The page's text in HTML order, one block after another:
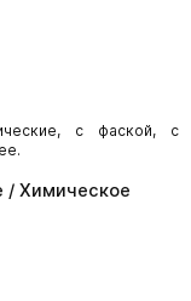
с фаской, с
/ Химическое